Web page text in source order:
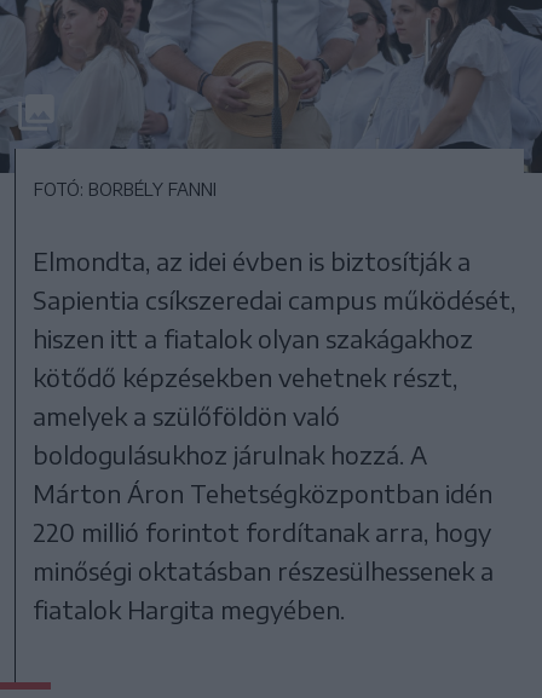
FOTÓ: BORBÉLY FANNI
Elmondta, az idei évben is biztosítják a
Sapientia csíkszeredai campus működését,
hiszen itt a fiatalok olyan szakágakhoz
kötődő képzésekben vehetnek részt,
amelyek a szülőföldön való
boldogulásukhoz járulnak hozzá. A
Márton Áron Tehetségközpontban idén
220 millió forintot fordítanak arra, hogy
minőségi oktatásban részesülhessenek a
fiatalok Hargita megyében.